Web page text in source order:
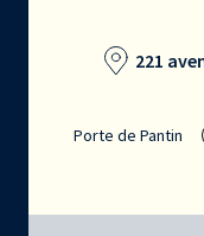
221
Porte de Pantin